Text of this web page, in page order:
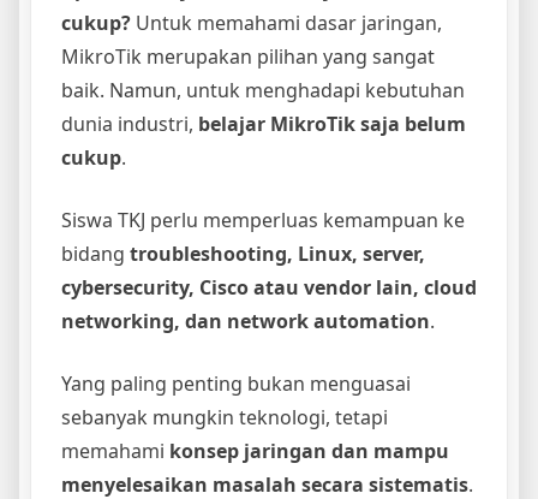
cukup? Untuk memahami dasar jaringan,
MikroTik merupakan pilihan yang sangat
baik. Namun, untuk menghadapi kebutuhan
dunia industri, belajar MikroTik saja belum
cukup.
Siswa TKJ perlu memperluas kemampuan ke
bidang troubleshooting, Linux, server,
cybersecurity, Cisco atau vendor lain, cloud
networking, dan network automation.
Yang paling penting bukan menguasai
sebanyak mungkin teknologi, tetapi
memahami konsep jaringan dan mampu
menyelesaikan masalah secara sistematis.